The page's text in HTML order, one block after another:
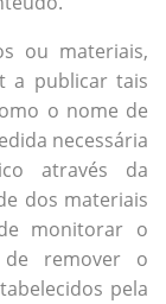
ou materiais,
a publicar tais
o nome de
necessária
através da
dos materiais
monitorar o
remover o
pela